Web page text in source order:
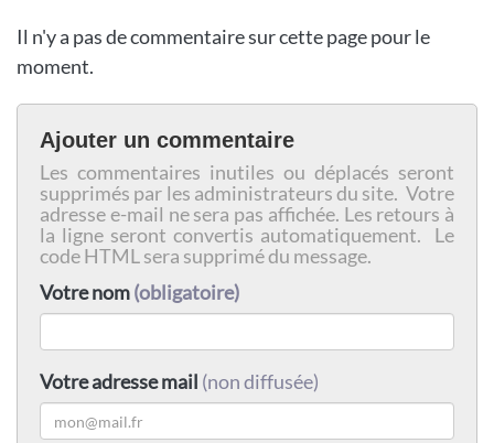
Il n'y a pas de commentaire sur cette page pour le
moment.
Ajouter un commentaire
Les commentaires inutiles ou déplacés seront
supprimés par les administrateurs du site. Votre
adresse e-mail ne sera pas affichée. Les retours à
la ligne seront convertis automatiquement. Le
code HTML sera supprimé du message.
Votre nom(obligatoire)
Votre adresse mail (non diffusée)